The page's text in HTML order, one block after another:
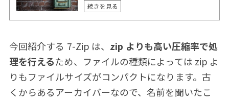
続きを見る
今回紹介する 7-Zip は、 zip よりも高い圧縮率で処
理を行えるため、ファイルの種類によっては zip よ
りもファイルサイズがコンパクトになります。古
くからあるアーカイバーなので、名前を聞いたこ